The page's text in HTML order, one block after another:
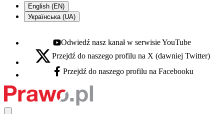
English (EN)
Українська (UA)
Youtube - otwiera się w nowej karcie
Odwiedź nasz kanał w serwisie YouTube
X - otwiera się w nowej karcie
Przejdź do naszego profilu na X (dawniej Twitter)
Facebook - otwiera się w nowej karcie
Przejdź do naszego profilu na Facebooku